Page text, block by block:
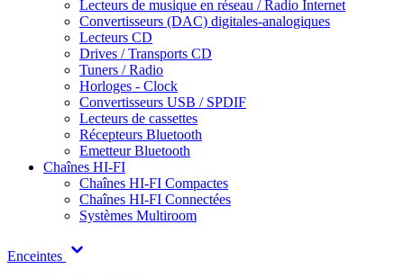
Lecteurs de musique en réseau / Radio Internet
Convertisseurs (DAC) digitales-analogiques
Lecteurs CD
Drives / Transports CD
Tuners / Radio
Horloges - Clock
Convertisseurs USB / SPDIF
Lecteurs de cassettes
Récepteurs Bluetooth
Emetteur Bluetooth
Chaînes HI-FI
Chaînes HI-FI Compactes
Chaînes HI-FI Connectées
Systèmes Multiroom
Enceintes